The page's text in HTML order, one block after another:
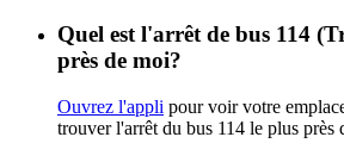
Quel est l'arrêt de bus 114
près de moi?
Ouvrez l'appli pour voir votre
trouver l'arrêt du bus 114 le plus près